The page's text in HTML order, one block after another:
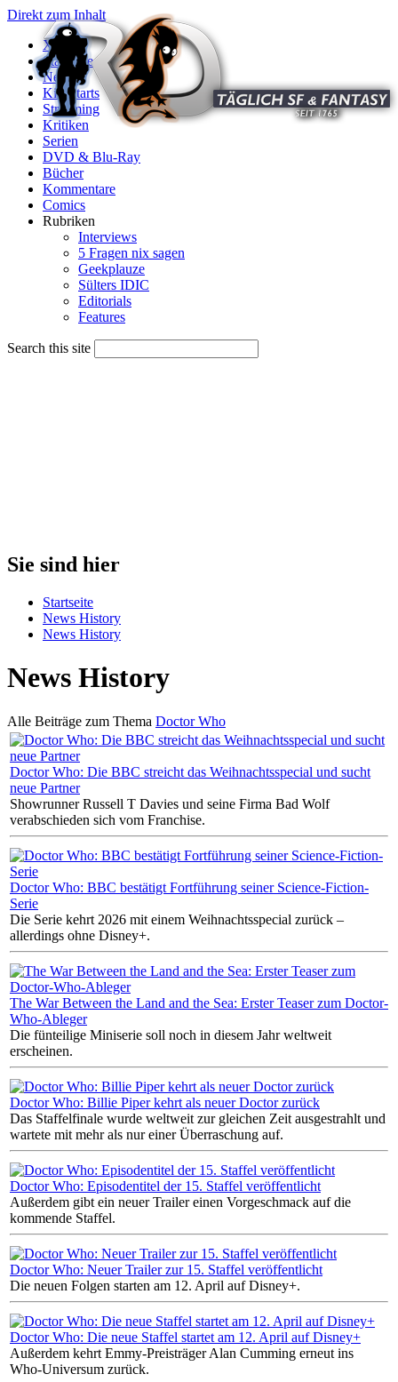
Direkt zum Inhalt
X
Startseite
News
Kinostarts
Streaming
Kritiken
Serien
DVD & Blu-Ray
Bücher
Kommentare
Comics
Rubriken
Interviews
5 Fragen nix sagen
Geekplauze
Sülters IDIC
Editorials
Features
Search this site
Sie sind hier
Startseite
News History
News History
News History
Alle Beiträge zum Thema Doctor Who
Doctor Who: Die BBC streicht das Weihnachtsspecial und sucht
neue Partner
Showrunner Russell T Davies und seine Firma Bad Wolf
verabschieden sich vom Franchise.
Doctor Who: BBC bestätigt Fortführung seiner Science-Fiction-
Serie
Die Serie kehrt 2026 mit einem Weihnachtsspecial zurück –
allerdings ohne Disney+.
The War Between the Land and the Sea: Erster Teaser zum Doctor-
Who-Ableger
Die fünteilige Miniserie soll noch in diesem Jahr weltweit
erscheinen.
Doctor Who: Billie Piper kehrt als neuer Doctor zurück
Das Staffelfinale wurde weltweit zur gleichen Zeit ausgestrahlt und
wartete mit mehr als nur einer Überraschung auf.
Doctor Who: Episodentitel der 15. Staffel veröffentlicht
Außerdem gibt ein neuer Trailer einen Vorgeschmack auf die
kommende Staffel.
Doctor Who: Neuer Trailer zur 15. Staffel veröffentlicht
Die neuen Folgen starten am 12. April auf Disney+.
Doctor Who: Die neue Staffel startet am 12. April auf Disney+
Außerdem kehrt Emmy-Preisträger Alan Cumming erneut ins
Who-Universum zurück.